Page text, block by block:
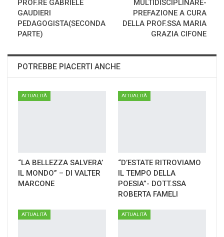
PROF.RE GABRIELE
GAUDIERI
PEDAGOGISTA(SECONDA
PARTE)
MULTIDISCIPLINARE-
PREFAZIONE A CURA
DELLA PROF.SSA MARIA
GRAZIA CIFONE
POTREBBE PIACERTI ANCHE
ATTUALITÀ
“LA BELLEZZA SALVERA’
IL MONDO” – DI VALTER
MARCONE
ATTUALITÀ
“D’ESTATE RITROVIAMO
IL TEMPO DELLA
POESIA”- DOTT.SSA
ROBERTA FAMELI
ATTUALITÀ ATTUALITÀ